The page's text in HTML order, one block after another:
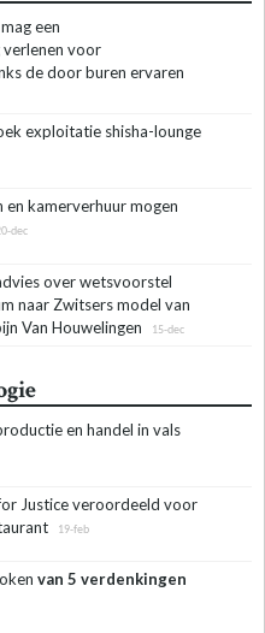
een
voor
de door buren ervaren
exploitatie shisha-lounge
kamerverhuur mogen
dec
over wets­voor­stel
naar Zwit­sers mo­del van
Van Houwelingen
15-dec
en handel in vals
Justice veroordeeld voor
19-feb
van 5 verdenkingen